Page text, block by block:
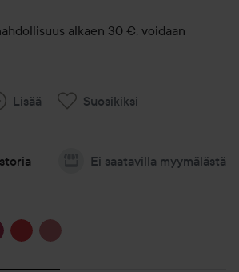
alkaen 30 €, voidaan
Lisää Suosikiksi
Ei saatavilla myymälästä